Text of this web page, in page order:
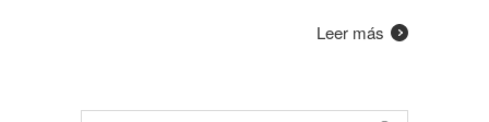
Leer más